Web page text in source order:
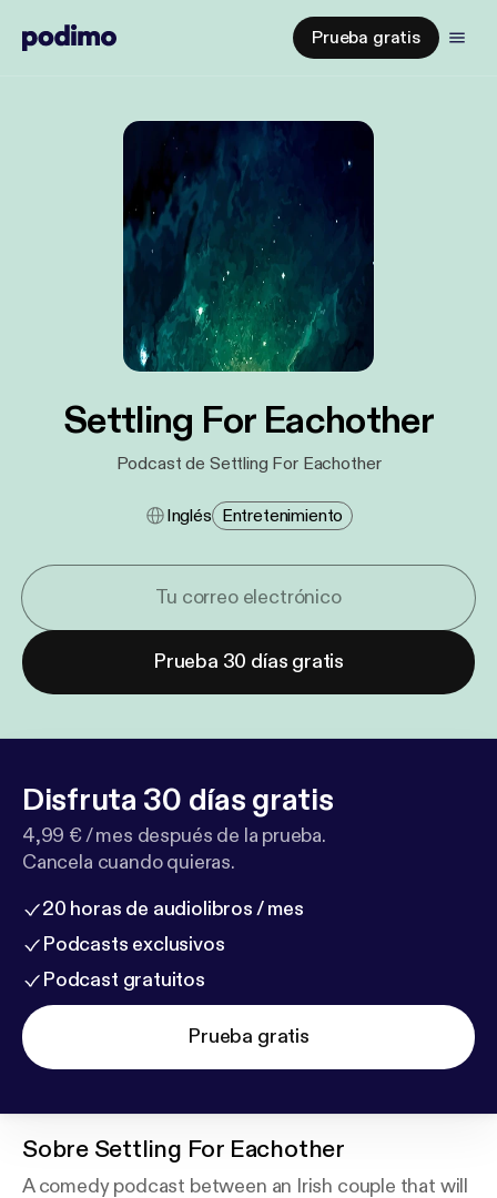
Prueba gratis
Settling For Eachother
Podcast de Settling For Eachother
Inglés Entretenimiento
Prueba 30 días gratis
Disfruta 30 días gratis
4,99 € / mes después de la prueba.
Cancela cuando quieras.
20 horas de audiolibros / mes
Podcasts exclusivos
Podcast gratuitos
Prueba gratis
Sobre Settling For Eachother
A comedy podcast between an Irish couple that will